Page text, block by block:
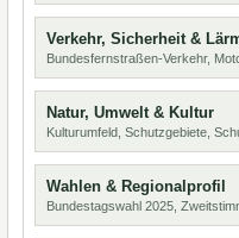
Verkehr, Sicherheit &
Bundesfernstraßen-Verkehr,
Natur, Umwelt & Kultur
Kulturumfeld, Schutzgebiete,
Wahlen & Regionalprofil
Bundestagswahl 2025,